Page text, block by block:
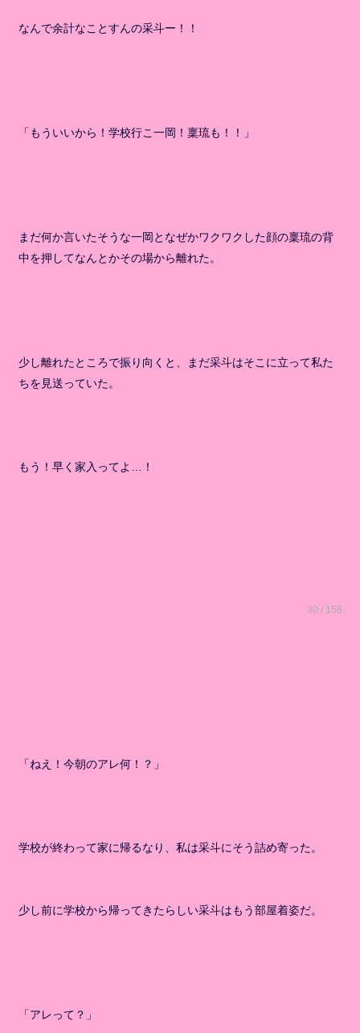
なんで余計なことすんの采斗ー！！
「もういいから！学校行こ一岡！稟琉も！！」
まだ何か言いたそうな一岡となぜかワクワクした顔の稟琉の背
中を押してなんとかその場から離れた。
少し離れたところで振り向くと、まだ采斗はそこに立って私た
ちを見送っていた。
もう！早く家入ってよ…！
30 / 158
「ねえ！今朝のアレ何！？」
学校が終わって家に帰るなり、私は采斗にそう詰め寄った。
少し前に学校から帰ってきたらしい采斗はもう部屋着姿だ。
「アレって？」